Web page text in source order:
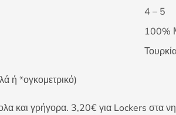
4 – 5
100%
ή *ογκομετρικό)
και γρήγορα. 3,20€ για Lockers στα